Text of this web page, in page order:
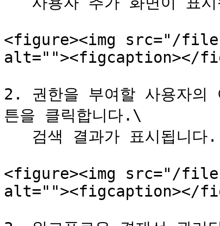
<figure><img src="/
alt=""><figcaption></
2. 권한을 부여할 사용자의
튼을 클릭합니다.\
<figure><img src="/
alt=""><figcaption></